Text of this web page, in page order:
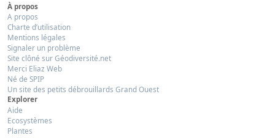
À propos
A propos
Charte d’utilisation
Mentions légales
Signaler un problème
Site clôné sur Géodiversité.net
Merci Eliaz Web
Né de SPIP
Un site des petits débrouillards Grand Ouest
Explorer
Aide
Ecosystèmes
Plantes